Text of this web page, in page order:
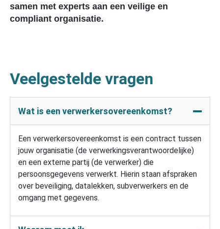
samen met experts aan een veilige en
compliant organisatie.
Veelgestelde vragen
Wat is een verwerkersovereenkomst?
Een verwerkersovereenkomst is een contract tussen
jouw organisatie (de verwerkingsverantwoordelijke)
en een externe partij (de verwerker) die
persoonsgegevens verwerkt. Hierin staan afspraken
over beveiliging, datalekken, subverwerkers en de
omgang met gegevens.